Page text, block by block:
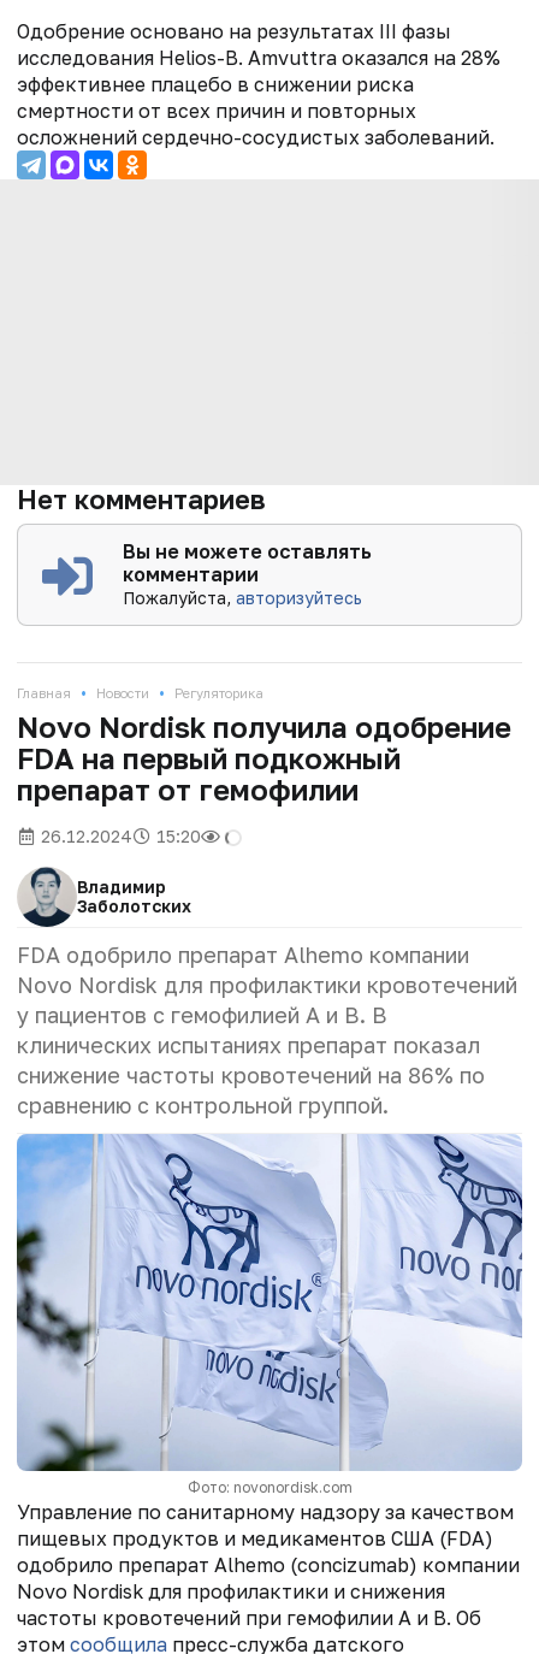
Одобрение основано на результатах III фазы
исследования Helios-B. Amvuttra оказался на 28%
эффективнее плацебо в снижении риска
смертности от всех причин и повторных
осложнений сердечно-сосудистых заболеваний.
Нет комментариев
Вы не можете оставлять
комментарии
Пожалуйста,авторизуйтесь
Главная • Новости • Регуляторика
Novo Nordisk получила одобрение
FDA на первый подкожный
препарат от гемофилии
26.12.2024 15:20
Владимир
Заболотских
FDA одобрило препарат Alhemo компании
Novo Nordisk для профилактики кровотечений
у пациентов с гемофилией А и В. В
клинических испытаниях препарат показал
снижение частоты кровотечений на 86% по
сравнению с контрольной группой.
Фото: novonordisk.com
Управление по санитарному надзору за качеством
пищевых продуктов и медикаментов США (FDA)
одобрило препарат Alhemo (concizumab) компании
Novo Nordisk для профилактики и снижения
частоты кровотечений при гемофилии А и В. Об
этом сообщила пресс-служба датского